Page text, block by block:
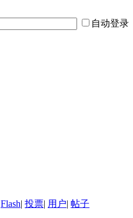
自动登录
Flash| 投票| 用户| 帖子